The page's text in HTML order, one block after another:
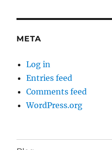
META
Log in
Entries feed
Comments feed
WordPress.org